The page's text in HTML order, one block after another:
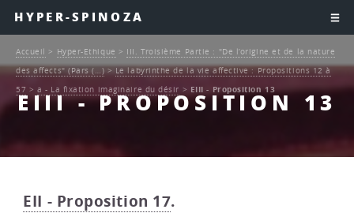
HYPER-SPINOZA
EIII - PROPOSITION 13
Accueil > Hyper-Ethique > III. Troisième Partie : "De l’origine et de la nature
des affects" (Pars (…)>Le labyrinthe de la vie affective : Propositions 12 à
57 > a - La fixation imaginaire du désir > EIII - Proposition 13
EII - Proposition 17.